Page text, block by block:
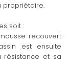
propriétaire.
soit :
recouvert
est ensuite
résistance et sa